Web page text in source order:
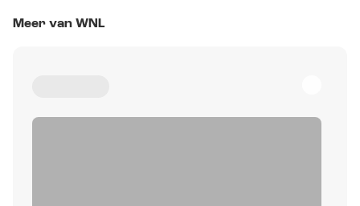
Meer van WNL